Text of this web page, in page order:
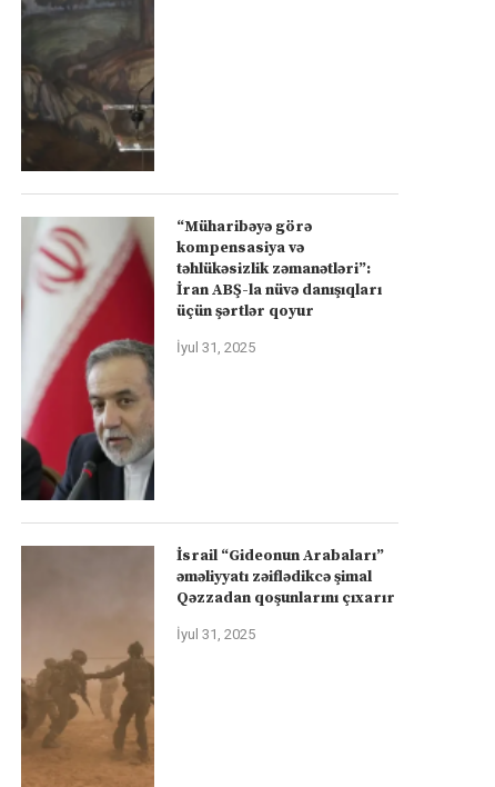
“Müharibəyə görə
kompensasiya və
təhlükəsizlik zəmanətləri”:
İran ABŞ-la nüvə danışıqları
üçün şərtlər qoyur
İyul 31, 2025
İsrail “Gideonun Arabaları”
əməliyyatı zəiflədikcə şimal
Qəzzadan qoşunlarını çıxarır
İyul 31, 2025